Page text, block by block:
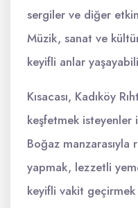
sergiler ve diğer
Müzik, sanat ve
keyifli anlar
Kısacası, Kadıköy
keşfetmek
Boğaz
yapmak, lezzetli
keyifli vakit